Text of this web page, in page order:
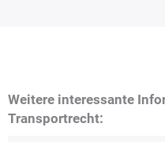
Weitere interessante
Transportrecht: